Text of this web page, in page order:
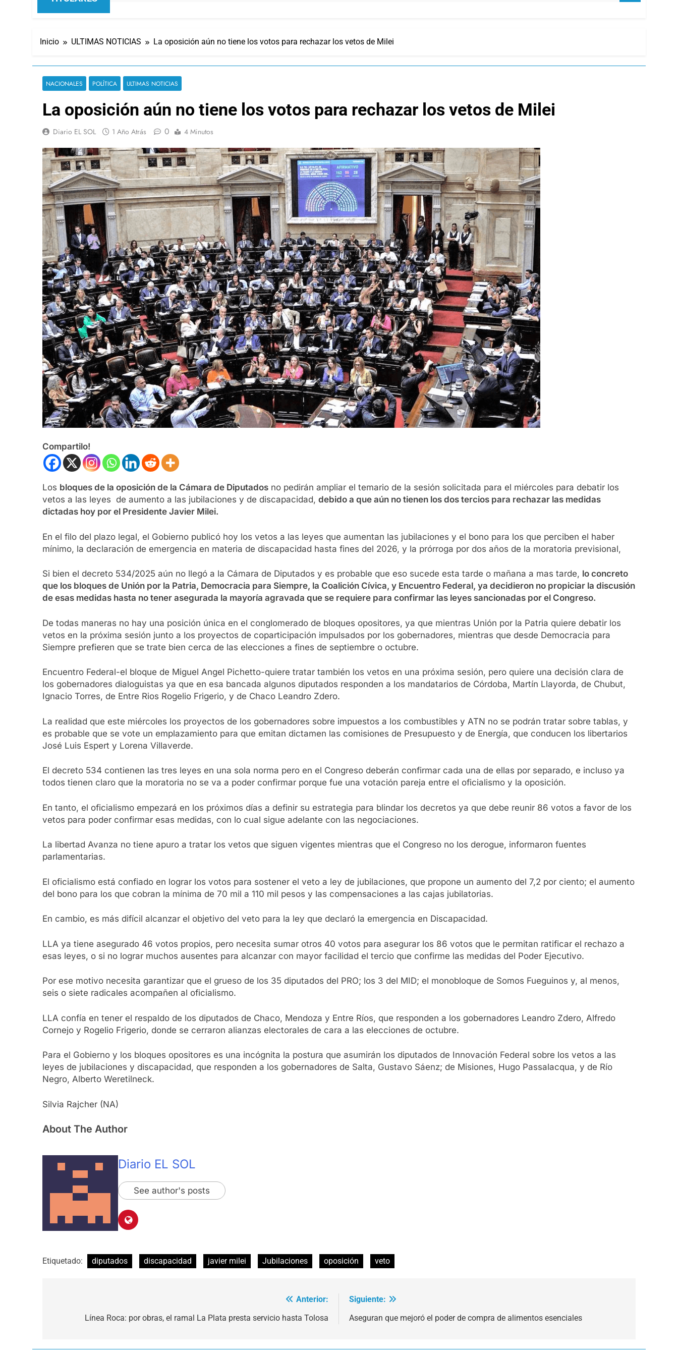
Inicio ULTIMAS NOTICIAS La oposición aún no tiene los votos para rechazar los vetos de Milei
NACIONALES POLÍTICA ULTIMAS NOTICIAS
La oposición aún no tiene los votos para rechazar los vetos de Milei
Diario EL SOL 1 Año Atrás 0 4 Minutos
Compartilo!
Los bloques de la oposición de la Cámara de Diputados no pedirán ampliar el temario de la sesión solicitada para el miércoles para debatir los
vetos a las leyes de aumento a las jubilaciones y de discapacidad, debido a que aún no tienen los dos tercios para rechazar las medidas
dictadas hoy por el Presidente Javier Milei.
En el filo del plazo legal, el Gobierno publicó hoy los vetos a las leyes que aumentan las jubilaciones y el bono para los que perciben el haber
mínimo, la declaración de emergencia en materia de discapacidad hasta fines del 2026, y la prórroga por dos años de la moratoria previsional,
Si bien el decreto 534/2025 aún no llegó a la Cámara de Diputados y es probable que eso sucede esta tarde o mañana a mas tarde, lo concreto
que los bloques de Unión por la Patria, Democracia para Siempre, la Coalición Cívica, y Encuentro Federal, ya decidieron no propiciar la discusión
de esas medidas hasta no tener asegurada la mayoría agravada que se requiere para confirmar las leyes sancionadas por el Congreso.
De todas maneras no hay una posición única en el conglomerado de bloques opositores, ya que mientras Unión por la Patria quiere debatir los
vetos en la próxima sesión junto a los proyectos de coparticipación impulsados por los gobernadores, mientras que desde Democracia para
Siempre prefieren que se trate bien cerca de las elecciones a fines de septiembre o octubre.
Encuentro Federal-el bloque de Miguel Angel Pichetto-quiere tratar también los vetos en una próxima sesión, pero quiere una decisión clara de
los gobernadores dialoguistas ya que en esa bancada algunos diputados responden a los mandatarios de Córdoba, Martín Llayorda, de Chubut,
Ignacio Torres, de Entre Rios Rogelio Frigerio, y de Chaco Leandro Zdero.
La realidad que este miércoles los proyectos de los gobernadores sobre impuestos a los combustibles y ATN no se podrán tratar sobre tablas, y
es probable que se vote un emplazamiento para que emitan dictamen las comisiones de Presupuesto y de Energía, que conducen los libertarios
José Luis Espert y Lorena Villaverde.
El decreto 534 contienen las tres leyes en una sola norma pero en el Congreso deberán confirmar cada una de ellas por separado, e incluso ya
todos tienen claro que la moratoria no se va a poder confirmar porque fue una votación pareja entre el oficialismo y la oposición.
En tanto, el oficialismo empezará en los próximos días a definir su estrategia para blindar los decretos ya que debe reunir 86 votos a favor de los
vetos para poder confirmar esas medidas, con lo cual sigue adelante con las negociaciones.
La libertad Avanza no tiene apuro a tratar los vetos que siguen vigentes mientras que el Congreso no los derogue, informaron fuentes
parlamentarias.
El oficialismo está confiado en lograr los votos para sostener el veto a ley de jubilaciones, que propone un aumento del 7,2 por ciento; el aumento
del bono para los que cobran la mínima de 70 mil a 110 mil pesos y las compensaciones a las cajas jubilatorias.
En cambio, es más difícil alcanzar el objetivo del veto para la ley que declaró la emergencia en Discapacidad.
LLA ya tiene asegurado 46 votos propios, pero necesita sumar otros 40 votos para asegurar los 86 votos que le permitan ratificar el rechazo a
esas leyes, o si no lograr muchos ausentes para alcanzar con mayor facilidad el tercio que confirme las medidas del Poder Ejecutivo.
Por ese motivo necesita garantizar que el grueso de los 35 diputados del PRO; los 3 del MID; el monobloque de Somos Fueguinos y, al menos,
seis o siete radicales acompañen al oficialismo.
LLA confía en tener el respaldo de los diputados de Chaco, Mendoza y Entre Ríos, que responden a los gobernadores Leandro Zdero, Alfredo
Cornejo y Rogelio Frigerio, donde se cerraron alianzas electorales de cara a las elecciones de octubre.
Para el Gobierno y los bloques opositores es una incógnita la postura que asumirán los diputados de Innovación Federal sobre los vetos a las
leyes de jubilaciones y discapacidad, que responden a los gobernadores de Salta, Gustavo Sáenz; de Misiones, Hugo Passalacqua, y de Río
Negro, Alberto Weretilneck.
Silvia Rajcher (NA)
About The Author
Diario EL SOL
See author's posts
Etiquetado: diputados discapacidad javier milei Jubilaciones oposición veto
Anterior:
Línea Roca: por obras, el ramal La Plata presta servicio hasta Tolosa
Siguiente:
Aseguran que mejoró el poder de compra de alimentos esenciales